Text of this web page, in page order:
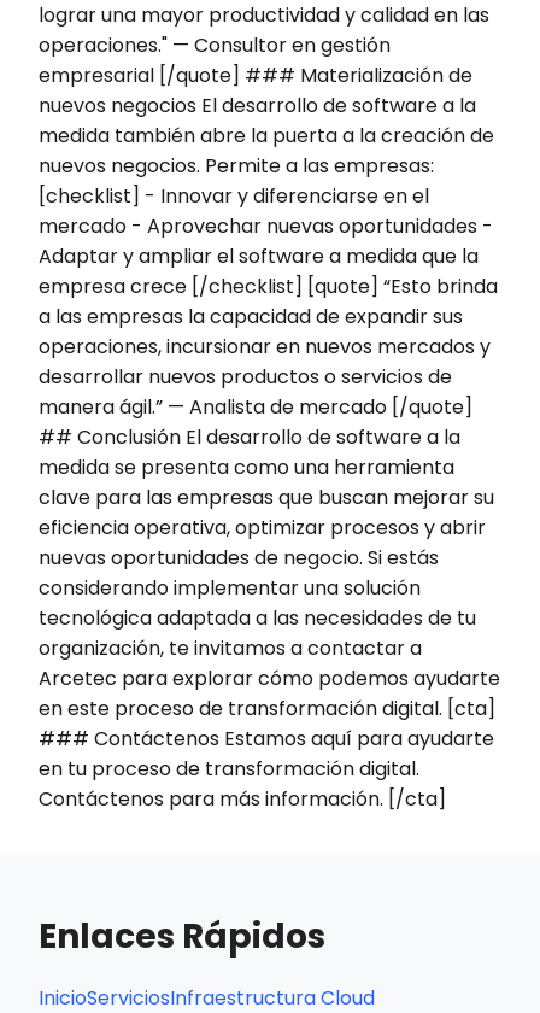
lograr una mayor productividad y calidad en las
operaciones." — Consultor en gestión
empresarial [/quote] ### Materialización de
nuevos negocios El desarrollo de software a la
medida también abre la puerta a la creación de
nuevos negocios. Permite a las empresas:
[checklist] - Innovar y diferenciarse en el
mercado - Aprovechar nuevas oportunidades -
Adaptar y ampliar el software a medida que la
empresa crece [/checklist] [quote] “Esto brinda
a las empresas la capacidad de expandir sus
operaciones, incursionar en nuevos mercados y
desarrollar nuevos productos o servicios de
manera ágil.” — Analista de mercado [/quote]
## Conclusión El desarrollo de software a la
medida se presenta como una herramienta
clave para las empresas que buscan mejorar su
eficiencia operativa, optimizar procesos y abrir
nuevas oportunidades de negocio. Si estás
considerando implementar una solución
tecnológica adaptada a las necesidades de tu
organización, te invitamos a contactar a
Arcetec para explorar cómo podemos ayudarte
en este proceso de transformación digital. [cta]
### Contáctenos Estamos aquí para ayudarte
en tu proceso de transformación digital.
Contáctenos para más información. [/cta]
Enlaces Rápidos
InicioServiciosInfraestructura Cloud